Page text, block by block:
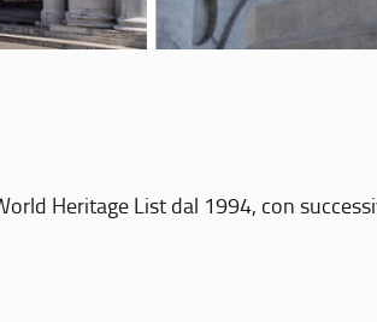
Heritage List dal 1994, con